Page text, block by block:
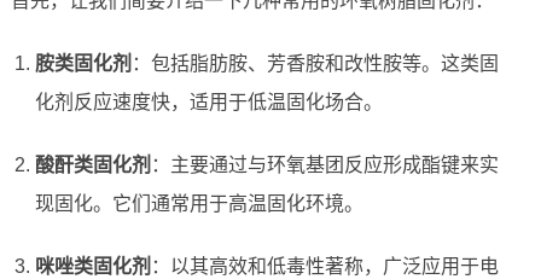
胺类固化剂 ：包括脂肪胺、芳香胺和改性胺等。这类固
化剂反应速度快，适用于低温固化场合。
酸酐类固化剂 ：主要通过与环氧基团反应形成酯键来实
现固化。它们通常用于高温固化环境。
咪唑类固化剂 ：以其高效和低毒性著称，广泛应用于电